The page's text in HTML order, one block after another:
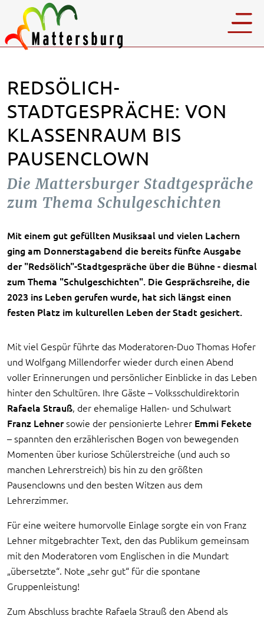
REDSÖLICH-
STADTGESPRÄCHE: VON
KLASSENRAUM BIS
PAUSENCLOWN
Die Mattersburger Stadtgespräche
zum Thema Schulgeschichten
Mit einem gut gefüllten Musiksaal und vielen Lachern
ging am Donnerstagabend die bereits fünfte Ausgabe
der "Redsölich"-Stadtgespräche über die Bühne - diesmal
zum Thema "Schulgeschichten". Die Gesprächsreihe, die
2023 ins Leben gerufen wurde, hat sich längst einen
festen Platz im kulturellen Leben der Stadt gesichert.
Mit viel Gespür führte das Moderatoren-Duo Thomas Hofer
und Wolfgang Millendorfer wieder durch einen Abend
voller Erinnerungen und persönlicher Einblicke in das Leben
hinter den Schultüren. Ihre Gäste – Volksschuldirektorin
Rafaela Strauß, der ehemalige Hallen- und Schulwart
Franz Lehnersowie der pensionierte Lehrer Emmi Fekete
– spannten den erzählerischen Bogen von bewegenden
Momenten über kuriose Schülerstreiche (und auch so
manchen Lehrerstreich) bis hin zu den größten
Pausenclowns und den besten Witzen aus dem
Lehrerzimmer.
Für eine weitere humorvolle Einlage sorgte ein von Franz
Lehner mitgebrachter Text, den das Publikum gemeinsam
mit den Moderatoren vom Englischen in die Mundart
„übersetzte“. Note „sehr gut“ für die spontane
Gruppenleistung!
Zum Abschluss brachte Rafaela Strauß den Abend als